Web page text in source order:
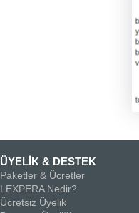
ÜYELİK & DESTEK
Paketler & Ücretler
LEXPERA Nedir?
Ücretsiz Üyelik